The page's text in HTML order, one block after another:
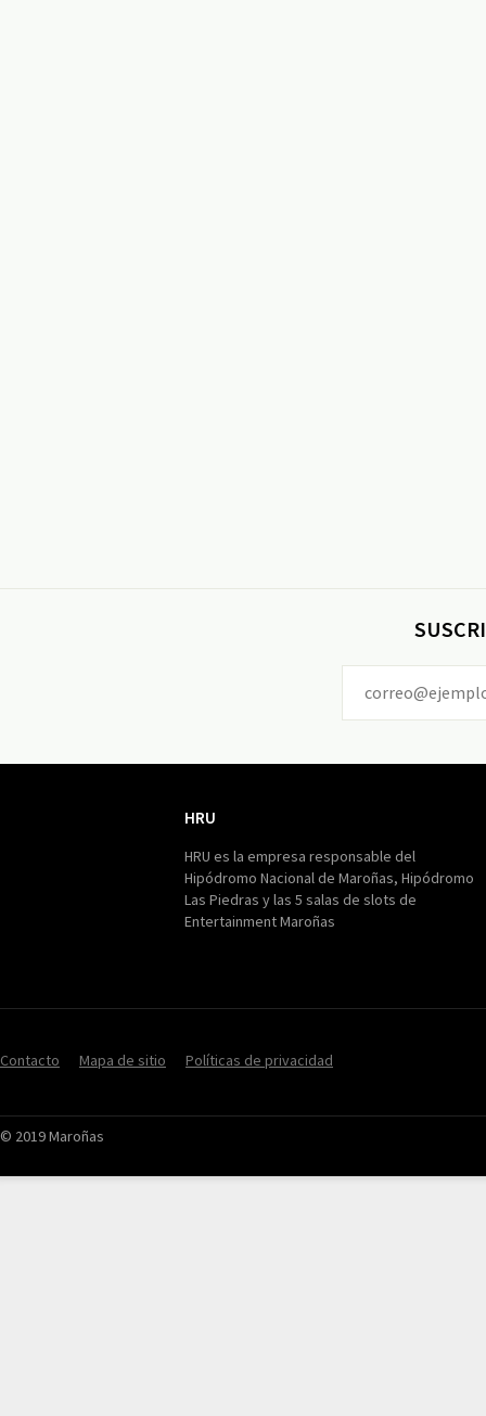
HRU
HRU es la empresa responsable del
Hipódromo Nacional de Maroñas, Hipódromo
Las Piedras y las 5 salas de slots de
Entertainment Maroñas
Contacto Mapa de sitio Políticas de privacidad
© 2019 Maroñas